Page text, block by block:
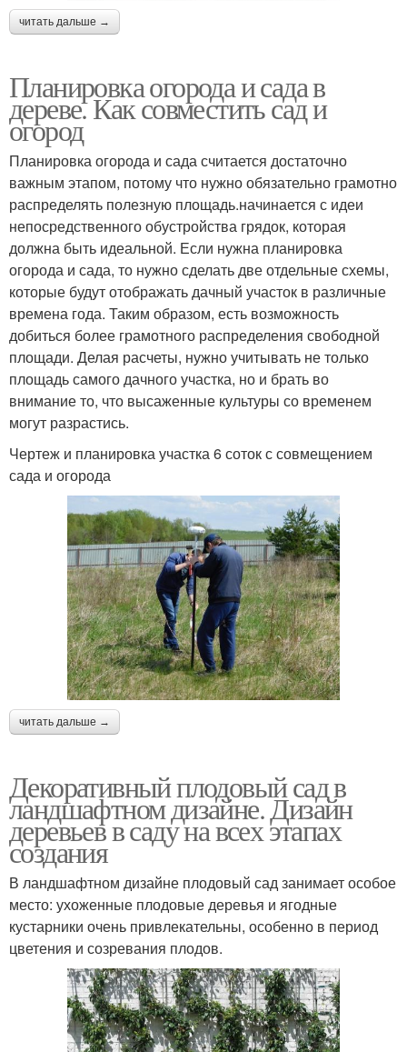
читать дальше →
Планировка огорода и сада в
дереве. Как совместить сад и
огород
Планировка огорода и сада считается достаточно
важным этапом, потому что нужно обязательно грамотно
распределять полезную площадь.начинается с идеи
непосредственного обустройства грядок, которая
должна быть идеальной. Если нужна планировка
огорода и сада, то нужно сделать две отдельные схемы,
которые будут отображать дачный участок в различные
времена года. Таким образом, есть возможность
добиться более грамотного распределения свободной
площади. Делая расчеты, нужно учитывать не только
площадь самого дачного участка, но и брать во
внимание то, что высаженные культуры со временем
могут разрастись.
Чертеж и планировка участка 6 соток с совмещением
сада и огорода
читать дальше →
Декоративный плодовый сад в
ландшафтном дизайне. Дизайн
деревьев в саду на всех этапах
создания
В ландшафтном дизайне плодовый сад занимает особое
место: ухоженные плодовые деревья и ягодные
кустарники очень привлекательны, особенно в период
цветения и созревания плодов.